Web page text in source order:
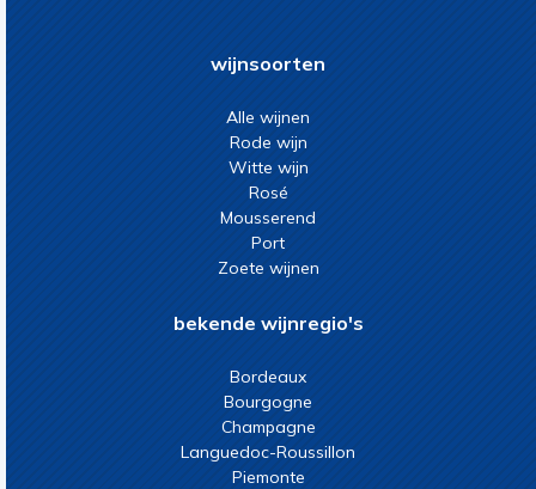
wijnsoorten
Alle wijnen
Rode wijn
Witte wijn
Rosé
Mousserend
Port
Zoete wijnen
bekende wijnregio's
Bordeaux
Bourgogne
Champagne
Languedoc-Roussillon
Piemonte